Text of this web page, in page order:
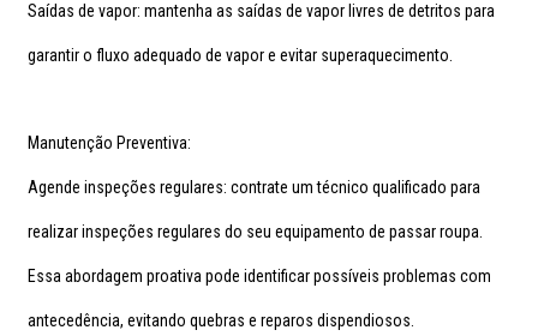
Saídas de vapor: mantenha as saídas de vapor livres de detritos para
garantir o fluxo adequado de vapor e evitar superaquecimento.
Manutenção Preventiva:
Agende inspeções regulares: contrate um técnico qualificado para
realizar inspeções regulares do seu equipamento de passar roupa.
Essa abordagem proativa pode identificar possíveis problemas com
antecedência, evitando quebras e reparos dispendiosos.